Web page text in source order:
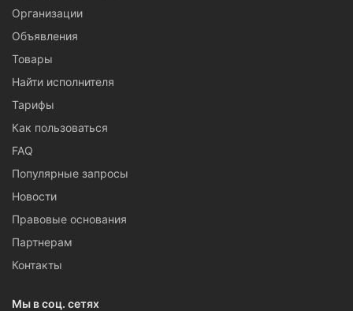
Организации
Объявления
Товары
Найти исполнителя
Тарифы
Как пользоваться
FAQ
Популярные запросы
Новости
Правовые основания
Партнерам
Контакты
Мы в соц. сетях